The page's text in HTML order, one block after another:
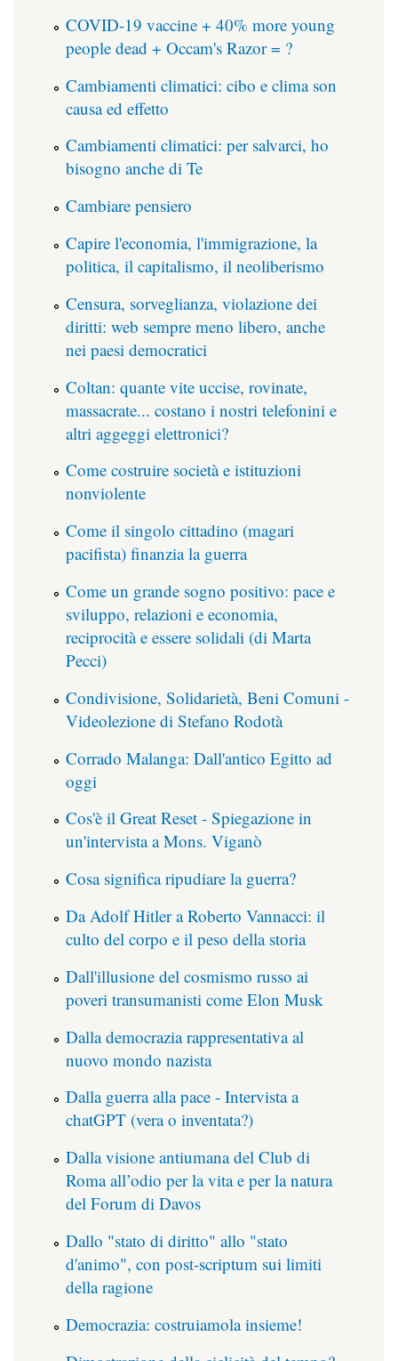
COVID-19 vaccine + 40% more young
people dead + Occam's Razor = ?
Cambiamenti climatici: cibo e clima son
causa ed effetto
Cambiamenti climatici: per salvarci, ho
bisogno anche di Te
Cambiare pensiero
Capire l'economia, l'immigrazione, la
politica, il capitalismo, il neoliberismo
Censura, sorveglianza, violazione dei
diritti: web sempre meno libero, anche
nei paesi democratici
Coltan: quante vite uccise, rovinate,
massacrate... costano i nostri telefonini e
altri aggeggi elettronici?
Come costruire società e istituzioni
nonviolente
Come il singolo cittadino (magari
pacifista) finanzia la guerra
Come un grande sogno positivo: pace e
sviluppo, relazioni e economia,
reciprocità e essere solidali (di Marta
Pecci)
Condivisione, Solidarietà, Beni Comuni -
Videolezione di Stefano Rodotà
Corrado Malanga: Dall'antico Egitto ad
oggi
Cos'è il Great Reset - Spiegazione in
un'intervista a Mons. Viganò
Cosa significa ripudiare la guerra?
Da Adolf Hitler a Roberto Vannacci: il
culto del corpo e il peso della storia
Dall'illusione del cosmismo russo ai
poveri transumanisti come Elon Musk
Dalla democrazia rappresentativa al
nuovo mondo nazista
Dalla guerra alla pace - Intervista a
chatGPT (vera o inventata?)
Dalla visione antiumana del Club di
Roma all’odio per la vita e per la natura
del Forum di Davos
Dallo "stato di diritto" allo "stato
d'animo", con post-scriptum sui limiti
della ragione
Democrazia: costruiamola insieme!